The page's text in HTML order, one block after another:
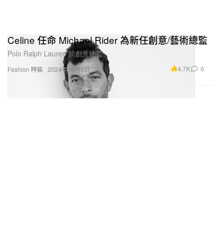
Fashion 時裝
Celine 任命 Michael Rider 為新任創意/藝術總監
Polo Ralph Lauren 前創意總監。
2024年10月2日 4.7K 0